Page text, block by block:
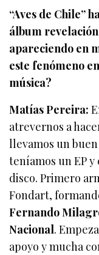
“Aves de Chile”
álbum
apareciendo en
este fenómeno
música?
Matías Pereira:
atrevernos a
llevamos un
teníamos un EP
disco. Primero
Fondart,
Fernando
Nacional.
apoyo y mucha